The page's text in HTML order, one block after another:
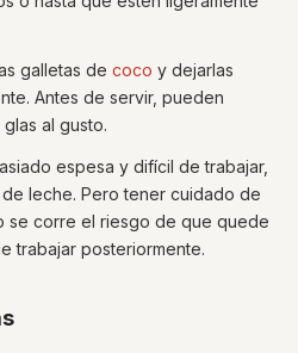
galletas de coco y dejarlas
Antes de servir, pueden
al gusto.
espesa y difícil de trabajar,
leche. Pero tener cuidado de
se corre el riesgo de que quede
trabajar posteriormente.